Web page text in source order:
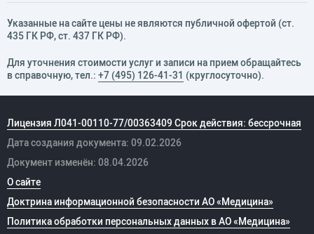
Указанные на сайте цены не являются публичной офертой (ст.
435 ГК РФ, cт. 437 ГК РФ).
Для уточнения стоимости услуг и записи на прием обращайтесь
в справочную, тел.: +7 (495) 126-41-31 (круглосуточно).
Лицензия Л041-00110-77/00363409 Срок действия: бессрочная
Дата создания документа: 09.02.2026
Документ изменён: 08.04.2026
О сайте
Доктрина информационной безопасности АО «Медицина»
Политика обработки персональных данных в АО «Медицина»